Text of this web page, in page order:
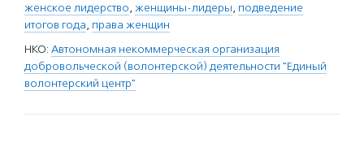
женское лидерство, женщины-лидеры, подведение
итогов года, права женщин
НКО: Автономная некоммерческая организация
добровольческой (волонтерской) деятельности "Единый
волонтерский центр"